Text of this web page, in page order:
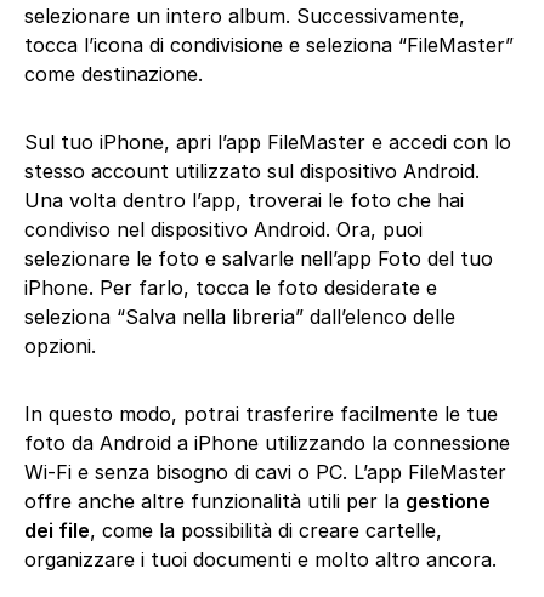
selezionare un intero album. Successivamente,
tocca l’icona di condivisione e seleziona “FileMaster”
come destinazione.
Sul tuo iPhone, apri l’app FileMaster e accedi con lo
stesso account utilizzato sul dispositivo Android.
Una volta dentro l’app, troverai le foto che hai
condiviso nel dispositivo Android. Ora, puoi
selezionare le foto e salvarle nell’app Foto del tuo
iPhone. Per farlo, tocca le foto desiderate e
seleziona “Salva nella libreria” dall’elenco delle
opzioni.
In questo modo, potrai trasferire facilmente le tue
foto da Android a iPhone utilizzando la connessione
Wi-Fi e senza bisogno di cavi o PC. L’app FileMaster
offre anche altre funzionalità utili per la gestione
dei file, come la possibilità di creare cartelle,
organizzare i tuoi documenti e molto altro ancora.